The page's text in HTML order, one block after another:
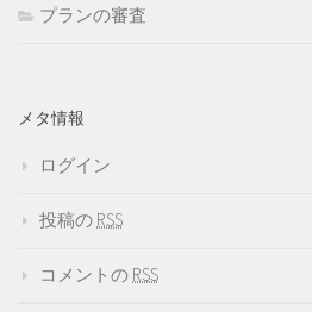
プランの審査
メタ情報
ログイン
投稿の RSS
コメントの RSS